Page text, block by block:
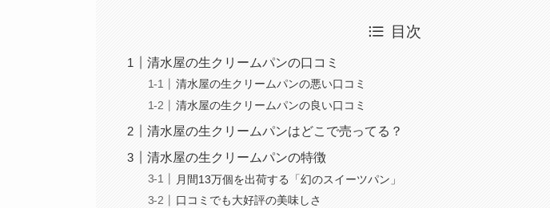
目次
清水屋の生クリームパンの口コミ
清水屋の生クリームパンの悪い口コミ
清水屋の生クリームパンの良い口コミ
清水屋の生クリームパンはどこで売ってる？
清水屋の生クリームパンの特徴
月間13万個を出荷する「幻のスイーツパン」
口コミでも大好評の美味しさ